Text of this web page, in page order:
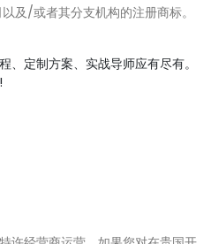
/或者其分支机构的注册商标。
、定制方案、实战导师应有尽有。